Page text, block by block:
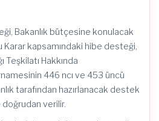
Bakanlık bütçesine konulacak
Karar kapsamındaki hibe desteği,
Teşkilatı Hakkında
446 ncı ve 453 üncü
tarafından hazırlanacak destek
verilir.